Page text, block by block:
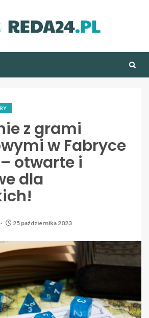
z grami
w Fabryce
otwarte i
dla
25 października 2023